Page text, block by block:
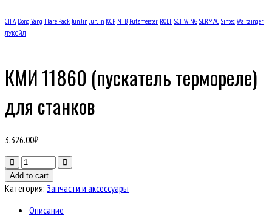
CIFA Dong Yang Flare Pack Jun Jin JunJin KCP NTB Putzmeister ROLF SCHWING SERMAC Sintec Waitzinger
ЛУКОЙЛ
КМИ 11860 (пускатель термореле)
для станков
3,326.00₽
Количество
товара
КМИ
(пускатель
Add to cart
Категория: Запчасти и аксессуары
Описание